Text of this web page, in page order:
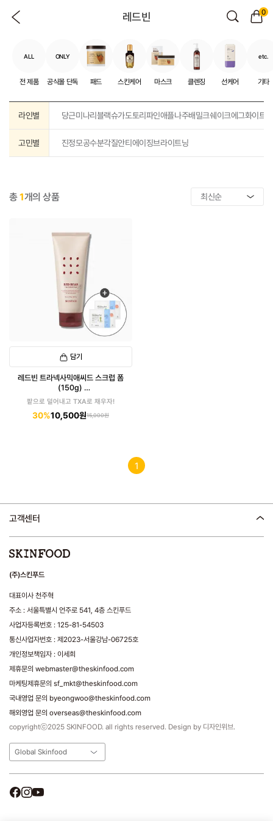
레드빈 0
ALL
전 제품
ONLY
공식몰 단독 패드 스킨케어 마스크 클렌징 선케어
etc.
기타
라인별 당근미나리블랙슈가도토리파인애플나주배밀크쉐이크에그화이트
고민별 진정모공수분각질안티에이징브라이트닝
총1개의 상품
담기
레드빈 트라넥사믹애씨드 스크럽 폼
(150g)
(패드 6매입 증정)
팥으로 덜어내고 TXA로 채우자!
30%10,500원15,000원
1
고객센터
(주)스킨푸드
대표이사 천주혁
주소 : 서울특별시 언주로 541, 4층 스킨푸드
사업자등록번호 : 125-81-54503
통신사업자번호 : 제2023-서울강남-06725호
개인정보책임자 : 이세희
제휴문의 webmaster@theskinfood.com
마케팅제휴문의 sf_mkt@theskinfood.com
국내영업 문의 byeongwoo@theskinfood.com
해외영업 문의 overseas@theskinfood.com
copyrightⓒ2025 SKINFOOD. all rights reserved. Design by 디자인위브.
Global Skinfood